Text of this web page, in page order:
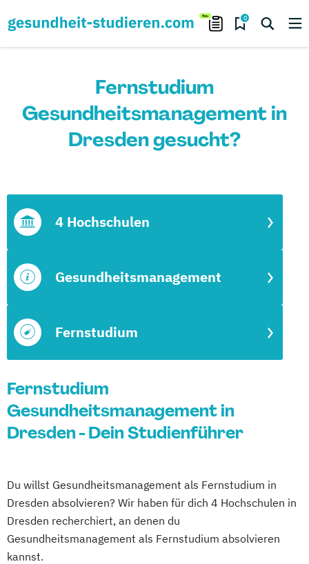
0
Fernstudium
Gesundheitsmanagement in
Dresden gesucht?
Fernstudium
Gesundheitsmanagement
4 Hochschulen
Fernstudium
Gesundheitsmanagement in
Dresden - Dein Studienführer
Du willst Gesundheitsmanagement als Fernstudium in
Dresden absolvieren? Wir haben für dich 4 Hochschulen in
Dresden recherchiert, an denen du
Gesundheitsmanagement als Fernstudium absolvieren
kannst.